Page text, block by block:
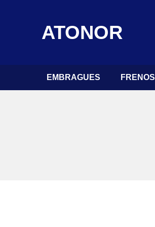
ATONOR
EMBRAGUES FRENOS